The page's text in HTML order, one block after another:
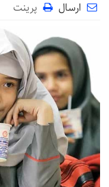
ارسال پرینت